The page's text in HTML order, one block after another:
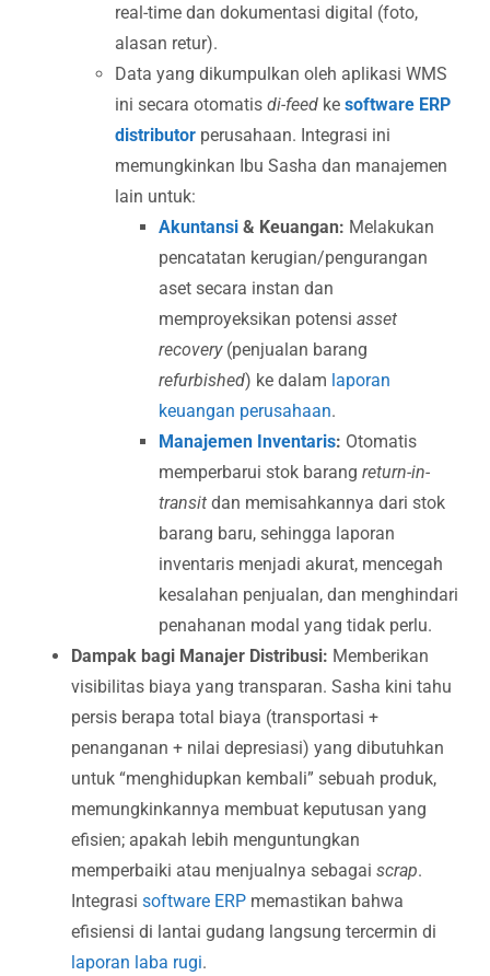
real-time dan dokumentasi digital (foto,
alasan retur).
Data yang dikumpulkan oleh aplikasi WMS
ini secara otomatis di-feed ke software ERP
distributor perusahaan. Integrasi ini
memungkinkan Ibu Sasha dan manajemen
lain untuk:
Akuntansi & Keuangan: Melakukan
pencatatan kerugian/pengurangan
aset secara instan dan
memproyeksikan potensi asset
recovery(penjualan barang
refurbished) ke dalam laporan
keuangan perusahaan.
Manajemen Inventaris: Otomatis
memperbarui stok barang return-in-
transit dan memisahkannya dari stok
barang baru, sehingga laporan
inventaris menjadi akurat, mencegah
kesalahan penjualan, dan menghindari
penahanan modal yang tidak perlu.
Dampak bagi Manajer Distribusi: Memberikan
visibilitas biaya yang transparan. Sasha kini tahu
persis berapa total biaya (transportasi +
penanganan + nilai depresiasi) yang dibutuhkan
untuk “menghidupkan kembali” sebuah produk,
memungkinkannya membuat keputusan yang
efisien; apakah lebih menguntungkan
memperbaiki atau menjualnya sebagai scrap.
Integrasi software ERP memastikan bahwa
efisiensi di lantai gudang langsung tercermin di
laporan laba rugi.